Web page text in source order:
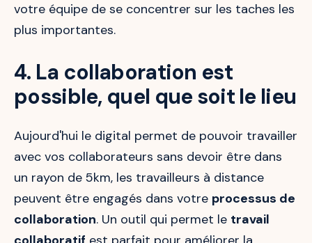
votre équipe de se concentrer sur les taches les
plus importantes.
4. La collaboration est
possible, quel que soit le lieu
Aujourd'hui le digital permet de pouvoir travailler
avec vos collaborateurs sans devoir être dans
un rayon de 5km, les travailleurs à distance
peuvent être engagés dans votre processus de
collaboration. Un outil qui permet le travail